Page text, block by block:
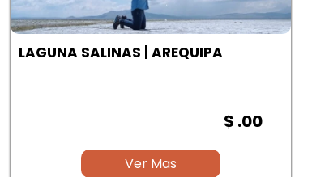
LAGUNA SALINAS | AREQUIPA
$ .00
Ver Mas